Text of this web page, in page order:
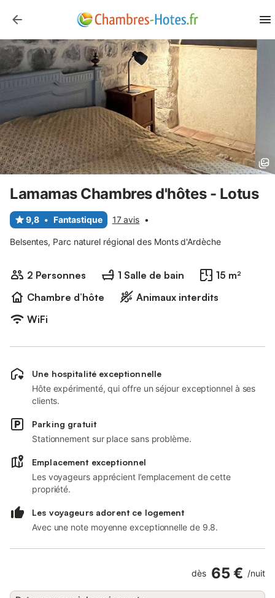
Lamamas Chambres d'hôtes - Lotus
9,8 • Fantastique 17 avis •
Belsentes, Parc naturel régional des Monts d'Ardèche
2 Personnes 1 Salle de bain
15 m²
Chambre d’hôte
Animaux interdits
WiFi
Une hospitalité exceptionnelle
Hôte expérimenté, qui offre un séjour exceptionnel à ses
clients.
Parking gratuit
Stationnement sur place sans problème.
Emplacement exceptionnel
Les voyageurs apprécient l’emplacement de cette
propriété.
Les voyageurs adorent ce logement
Avec une note moyenne exceptionnelle de 9.8.
dès 65 € /nuit